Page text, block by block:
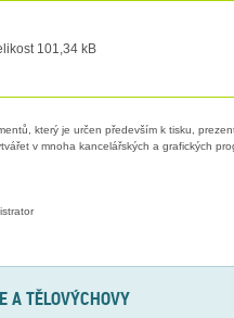
101,34 kB
který je určen především k tisku,
v mnoha kancelářských a grafických
A TĚLOVÝCHOVY